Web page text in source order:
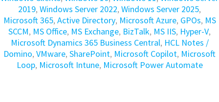
2019, Windows Server 2022, Windows Server 2025,
Microsoft 365, Active Directory, Microsoft Azure, GPOs, MS
SCCM, MS Office, MS Exchange, BizTalk, MS IIS, Hyper-V,
Microsoft Dynamics 365 Business Central, HCL Notes /
Domino, VMware, SharePoint, Microsoft Copilot, Microsoft
Loop, Microsoft Intune, Microsoft Power Automate